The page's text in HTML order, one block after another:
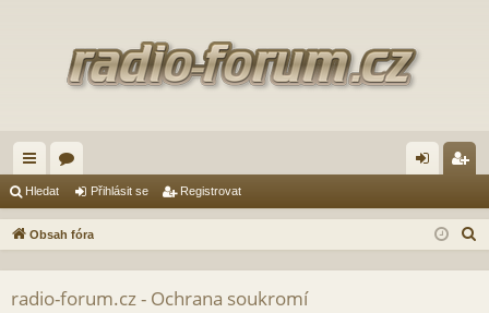
yc
hl
od
a lá ist
Hledat Přihlásit se Registrovat
Obsah fóra
radio-forum.cz - Ochrana soukromí